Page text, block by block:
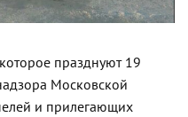
празднуют 19
Московской
и прилегающих